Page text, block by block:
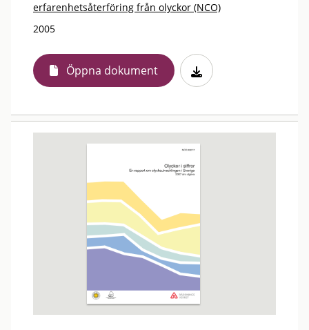
erfarenhetsåterföring från olyckor (NCO)
2005
Öppna dokument